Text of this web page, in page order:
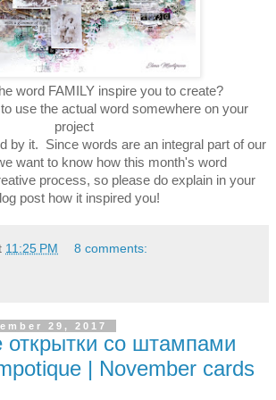
word FAMILY inspire you to create?
use the actual word somewhere on your
project
by it. Since words are an integral part of our
want to know how this month's word
process, so please do explain in your
post how it inspired you!
11:25 PM 8 comments:
29, 2017
открытки со штампами
| November cards